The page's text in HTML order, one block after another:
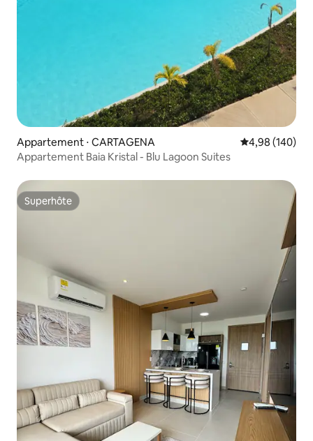
Appartement ⋅ CARTAGENA Évaluation
4,98 (140)
Appartement Baia Kristal - Blu Lagoon Suites
Superhôte
Superhôte